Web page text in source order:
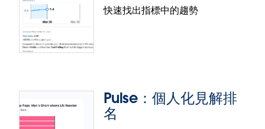
快速找出指標中的趨勢
Pulse：個人化見解排
名